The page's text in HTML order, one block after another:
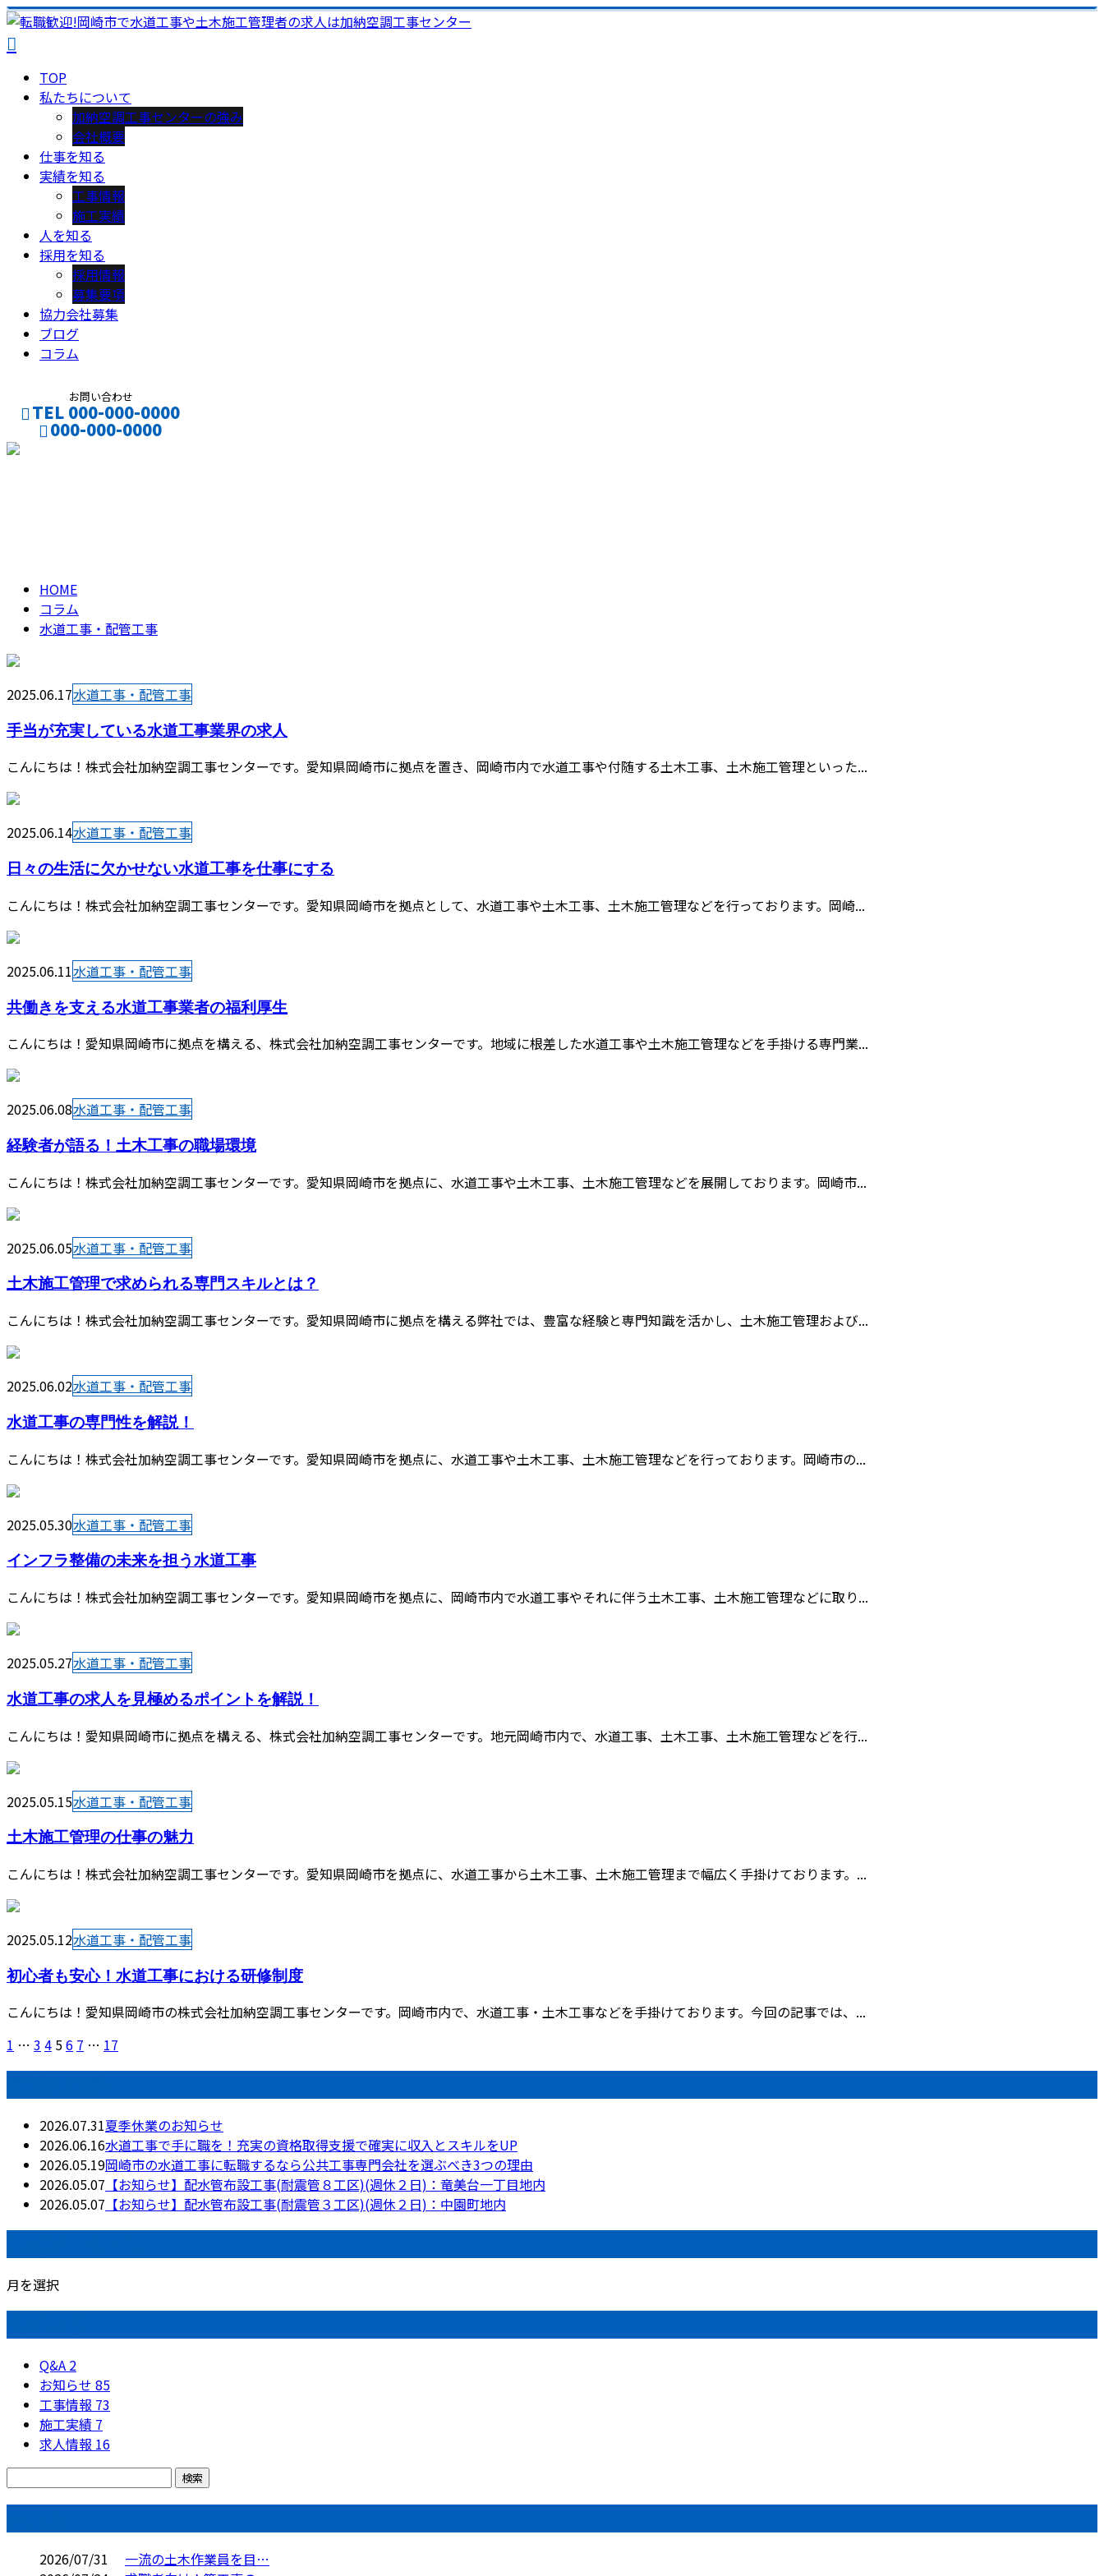
TOP
私たちについて
加納空調工事センターの強み
会社概要
仕事を知る
実績を知る
工事情報
施工実績
人を知る
採用を知る
採用情報
募集要項
協力会社募集
ブログ
コラム
お問い合わせ
TEL 000-000-0000
000-000-0000
HOME
コラム
水道工事・配管工事
2025.06.17水道工事・配管工事
手当が充実している水道工事業界の求人
こんにちは！株式会社加納空調工事センターです。愛知県岡崎市に拠点を置き、岡崎市内で水道工事や付随する土木工事、土木施工管理といった...
2025.06.14水道工事・配管工事
日々の生活に欠かせない水道工事を仕事にする
こんにちは！株式会社加納空調工事センターです。愛知県岡崎市を拠点として、水道工事や土木工事、土木施工管理などを行っております。岡崎...
2025.06.11水道工事・配管工事
共働きを支える水道工事業者の福利厚生
こんにちは！愛知県岡崎市に拠点を構える、株式会社加納空調工事センターです。地域に根差した水道工事や土木施工管理などを手掛ける専門業...
2025.06.08水道工事・配管工事
経験者が語る！土木工事の職場環境
こんにちは！株式会社加納空調工事センターです。愛知県岡崎市を拠点に、水道工事や土木工事、土木施工管理などを展開しております。岡崎市...
2025.06.05水道工事・配管工事
土木施工管理で求められる専門スキルとは？
こんにちは！株式会社加納空調工事センターです。愛知県岡崎市に拠点を構える弊社では、豊富な経験と専門知識を活かし、土木施工管理および...
2025.06.02水道工事・配管工事
水道工事の専門性を解説！
こんにちは！株式会社加納空調工事センターです。愛知県岡崎市を拠点に、水道工事や土木工事、土木施工管理などを行っております。岡崎市の...
2025.05.30水道工事・配管工事
インフラ整備の未来を担う水道工事
こんにちは！株式会社加納空調工事センターです。愛知県岡崎市を拠点に、岡崎市内で水道工事やそれに伴う土木工事、土木施工管理などに取り...
2025.05.27水道工事・配管工事
水道工事の求人を見極めるポイントを解説！
こんにちは！愛知県岡崎市に拠点を構える、株式会社加納空調工事センターです。地元岡崎市内で、水道工事、土木工事、土木施工管理などを行...
2025.05.15水道工事・配管工事
土木施工管理の仕事の魅力
こんにちは！株式会社加納空調工事センターです。愛知県岡崎市を拠点に、水道工事から土木工事、土木施工管理まで幅広く手掛けております。...
2025.05.12水道工事・配管工事
初心者も安心！水道工事における研修制度
こんにちは！愛知県岡崎市の株式会社加納空調工事センターです。岡崎市内で、水道工事・土木工事などを手掛けております。今回の記事では、...
1 … 3 4 56 7 … 17
2026.07.31夏季休業のお知らせ
2026.06.16水道工事で手に職を！充実の資格取得支援で確実に収入とスキルをUP
2026.05.19岡崎市の水道工事に転職するなら公共工事専門会社を選ぶべき3つの理由
2026.05.07 【お知らせ】配水管布設工事(耐震管８工区)(週休２日)：竜美台一丁目地内
2026.05.07 【お知らせ】配水管布設工事(耐震管３工区)(週休２日)：中園町地内
月を選択
Q&A 2
お知らせ 85
工事情報 73
施工実績 7
求人情報 16
2026/07/31
一流の土木作業員を目…